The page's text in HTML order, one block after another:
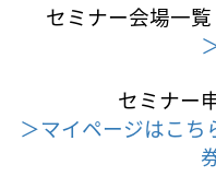
セミナー会場一
セミナー
＞マイページはこち